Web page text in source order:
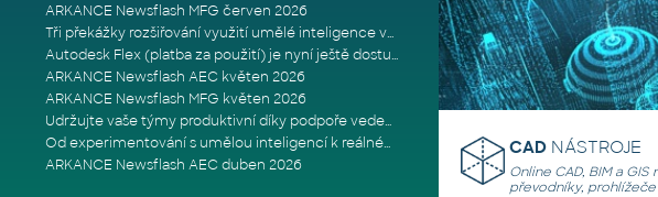
ARKANCE Newsflash MFG červen 2026
Tři překážky rozšiřování využití umělé inteligence ve stavebním prům
Autodesk Flex (platba za použití) je nyní ještě dostupnější
ARKANCE Newsflash AEC květen 2026
ARKANCE Newsflash MFG květen 2026
Udržujte vaše týmy produktivní díky podpoře vedené odborníky
Od experimentování s umělou inteligencí k reálnému dopadu na podniká
ARKANCE Newsflash AEC duben 2026
CAD NÁSTROJE
Online CAD, BIM a GIS
převodníky, prohlížeče